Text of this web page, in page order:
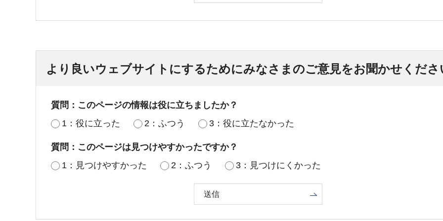
より良いウェブサイトにするためにみなさまのご意見をお聞かせくださ
質問：このページの情報は役に立ちましたか？
1：役に立った
2：ふつう 3：役に立たなかった
質問：このページは見つけやすかったですか？
1：見つけやすかった
2：ふつう 3：見つけにくかった